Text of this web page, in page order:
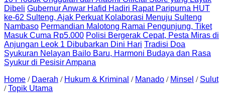
Dibeli Gubernur Anwar Hafid Hadiri Rapat Paripurna HUT
ke-62 Sulteng, Ajak Perkuat Kolaborasi Menuju Sulteng
Nambaso Permandian Malotong Ramai Pengunjung, Tiket
Masuk Cuma Rp5.000 Polisi Bergerak Cepat, Pesta Miras di
Anjungan Leok 1 Dibubarkan Dini Hari Tradisi Doa
Syukuran Nelayan Bailo Baru, Harmoni Budaya dan Rasa
Syukur di Pesisir Ampana
Home / Daerah / Hukum & Kriminal / Manado / Minsel / Sulut
/Topik Utama